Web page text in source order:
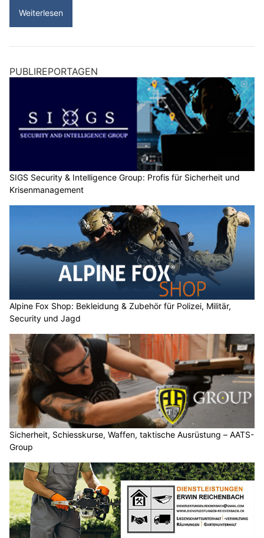
Weiterlesen
PUBLIREPORTAGEN
SIGS Security & Intelligence Group: Profis für Sicherheit und
Krisenmanagement
Alpine Fox Shop: Bekleidung & Zubehör für Polizei, Militär,
Security und Jagd
Sicherheit, Schiesskurse, Waffen, taktische Ausrüstung – AATS-
Group